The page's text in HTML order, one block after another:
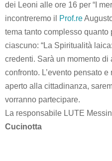
dei Leoni alle ore 16 per “I
incontreremo il
Prof.re
tema tanto complesso quanto
ciascuno: “La Spiritualità
credenti. Sarà un momento
confronto. L’evento pensato
aperto alla cittadinanza,
vorranno partecipare.
La responsabile LUTE
Cucinotta